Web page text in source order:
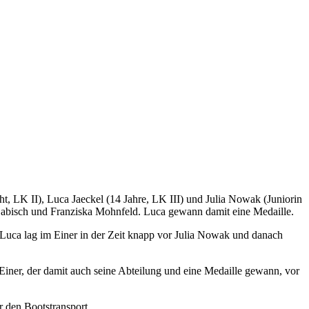
LK II), Luca Jaeckel (14 Jahre, LK III) und Julia Nowak (Juniorin
und Franziska Mohnfeld. Luca gewann damit eine Medaille.
lag im Einer in der Zeit knapp vor Julia Nowak und danach
der damit auch seine Abteilung und eine Medaille gewann, vor
Bootstransport.